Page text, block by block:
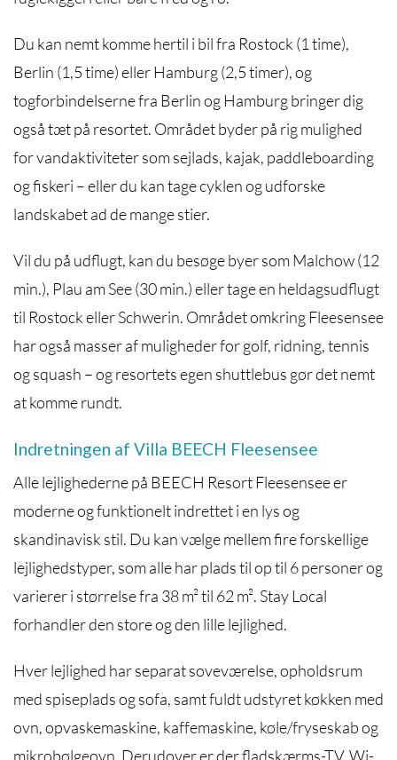
Du kan nemt komme hertil i bil fra Rostock (1 time),
Berlin (1,5 time) eller Hamburg (2,5 timer), og
togforbindelserne fra Berlin og Hamburg bringer dig
også tæt på resortet. Området byder på rig mulighed
for vandaktiviteter som sejlads, kajak, paddleboarding
og fiskeri – eller du kan tage cyklen og udforske
landskabet ad de mange stier.
Vil du på udflugt, kan du besøge byer som Malchow (12
min.), Plau am See (30 min.) eller tage en heldagsudflugt
til Rostock eller Schwerin. Området omkring Fleesensee
har også masser af muligheder for golf, ridning, tennis
og squash – og resortets egen shuttlebus gør det nemt
at komme rundt.
Indretningen af Villa BEECH Fleesensee
Alle lejlighederne på BEECH Resort Fleesensee er
moderne og funktionelt indrettet i en lys og
skandinavisk stil. Du kan vælge mellem fire forskellige
lejlighedstyper, som alle har plads til op til 6 personer og
varierer i størrelse fra 38 m² til 62 m². Stay Local
forhandler den store og den lille lejlighed.
Hver lejlighed har separat soveværelse, opholdsrum
med spiseplads og sofa, samt fuldt udstyret køkken med
ovn, opvaskemaskine, kaffemaskine, køle/fryseskab og
mikrobølgeovn. Derudover er der fladskærms-TV, Wi-